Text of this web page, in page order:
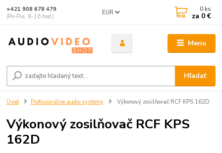
Menu
EUR
Hľadať
+421 908 678 479
(Po-Pia, 8-16 hod.)
0 ks
za 0 €
Úvod Profesionálne audio systémy Výkonový zosilňovač RCF KPS 162D
Výkonový zosilňovač RCF KPS
162D